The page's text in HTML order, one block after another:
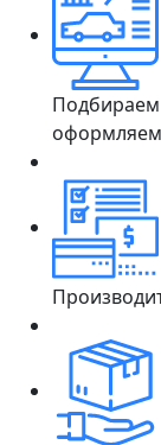
Подбираем
оформляем